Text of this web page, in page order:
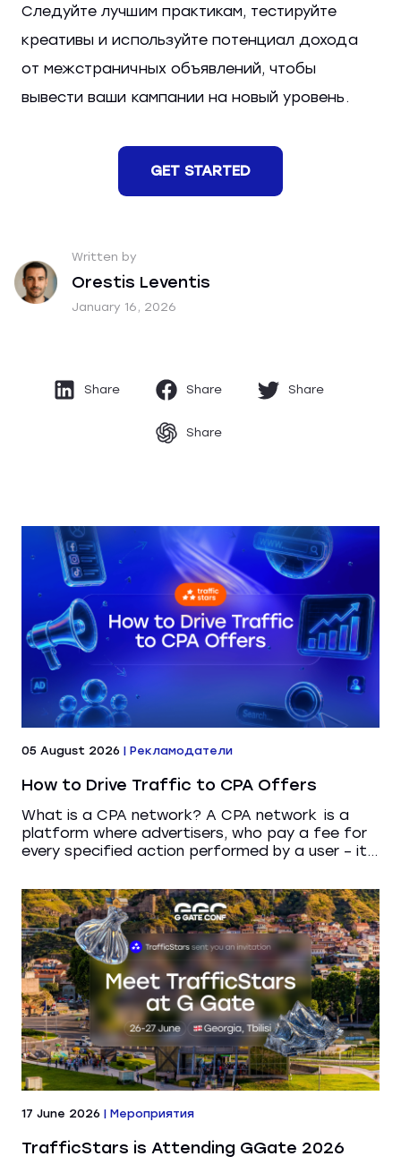
Следуйте лучшим практикам, тестируйте
креативы и используйте потенциал дохода
от межстраничных объявлений, чтобы
вывести ваши кампании на новый уровень.
GET STARTED
Written by
Orestis Leventis
January 16, 2026
Share Share Share
Share
05 August 2026 | Рекламодатели
How to Drive Traffic to CPA Offers
What is a CPA network? A CPA network is a
platform where advertisers, who pay a fee for
every specified action performed by a user – it...
17 June 2026 | Мероприятия
TrafficStars is Attending GGate 2026